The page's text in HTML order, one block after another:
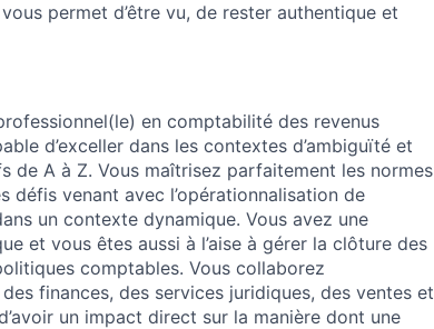
permet d’être vu, de rester authentique et
en comptabilité des revenus
d’exceller dans les contextes d’ambiguïté et
de A à Z. Vous maîtrisez parfaitement les normes
défis venant avec l’opérationnalisation de
un contexte dynamique. Vous avez une
et vous êtes aussi à l’aise à gérer la clôture des
comptables. Vous collaborez
finances, des services juridiques, des ventes et
un impact direct sur la manière dont une